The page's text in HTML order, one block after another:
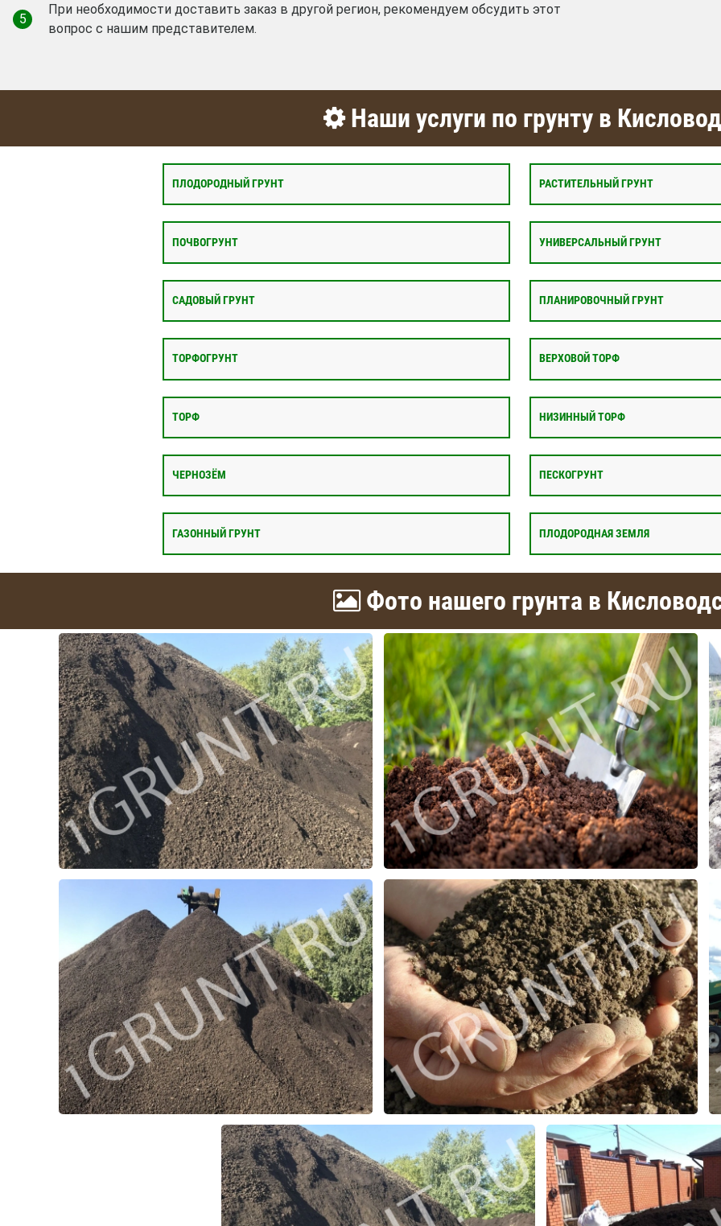
5
При необходимости доставить заказ в другой регион, рекомендуем обсудить этот
вопрос с нашим представителем.
Наши услуги по грунту в
ПЛОДОРОДНЫЙ ГРУНТ РАСТИТЕЛЬНЫЙ ГРУНТ
ПОЧВОГРУНТ УНИВЕРСАЛЬНЫЙ ГРУНТ
САДОВЫЙ ГРУНТ ПЛАНИРОВОЧНЫЙ ГРУНТ
ТОРФОГРУНТ ВЕРХОВОЙ ТОРФ
ТОРФ НИЗИННЫЙ ТОРФ
ЧЕРНОЗЁМ ПЕСКОГРУНТ
ГАЗОННЫЙ ГРУНТ ПЛОДОРОДНАЯ ЗЕМЛЯ
Фото нашего грунта в